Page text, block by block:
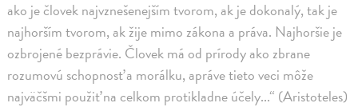
ako je človek najvznešenejším tvorom, ak je dokonalý, tak je
najhorším tvorom, ak žije mimo zákona a práva. Najhoršie je
ozbrojené bezprávie. Človek má od prírody ako zbrane
rozumovú schopnosť a morálku, apráve tieto veci môže
najväčšmi použiť na celkom protikladne účely...“ (Aristoteles)